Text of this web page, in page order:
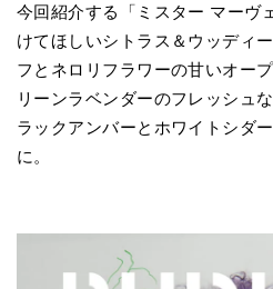
今回紹介する「ミスター マーヴ
けてほしいシトラス＆ウッディ
フとネロリフラワーの甘いオー
リーンラベンダーのフレッシュ
ラックアンバーとホワイトシダ
に。